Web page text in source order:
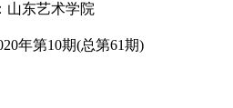
东艺术学院
年第10期(总第61期)